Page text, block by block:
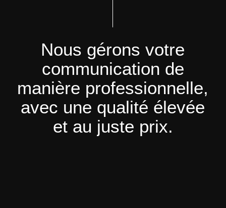
Nous gérons votre
communication de
manière professionnelle,
avec une qualité élevée
et au juste prix.